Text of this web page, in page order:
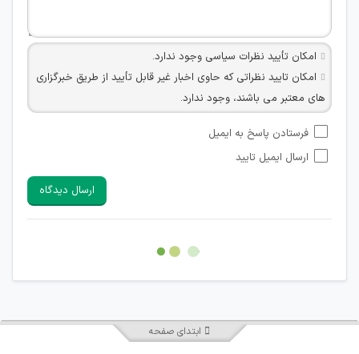
امکان تأیید نظرات سیاسی وجود ندارد.
امکان تایید نظراتی که حاوی اخبار غیر قابل تأیید از طریق خبرگزاری
های معتبر می باشند، وجود ندارد.
شبکه های مجازی ارتباطی می باشند وجود ندارد.
امکان تأیید نظرات کاربرانی که به هر طریقی قصد مأیوس کردن
هرگونه تحریک، تحقیر و کنایه به سایر افراد (مسئول و غیر مسئول)
غیر مجاز می باشد.
امکان هماهنگی برای هرگونه ملاقات حضوری چه به صورت دسته
فرستادن پاسخ به ایمیل
ارسال ایمیل تایید
ارسال دیدگاه
ابتدای صفحه